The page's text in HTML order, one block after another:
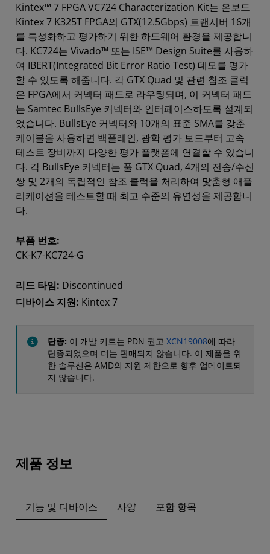
Kintex™ 7 FPGA VC724 Characterization Kit는 온보드
Kintex 7 K325T FPGA의 GTX(12.5Gbps) 트랜시버 16개
를 특성화하고 평가하기 위한 하드웨어 환경을 제공합니
다. KC724는 Vivado™ 또는 ISE™ Design Suite를 사용하
여 IBERT(Integrated Bit Error Ratio Test) 데모를 평가
할 수 있도록 해줍니다. 각 GTX Quad 및 관련 참조 클럭
은 FPGA에서 커넥터 패드로 라우팅되며, 이 커넥터 패드
는 Samtec BullsEye 커넥터와 인터페이스하도록 설계되
었습니다. BullsEye 커넥터와 10개의 표준 SMA를 갖춘
케이블을 사용하면 백플레인, 광학 평가 보드부터 고속
테스트 장비까지 다양한 평가 플랫폼에 연결할 수 있습니
다. 각 BullsEye 커넥터는 풀 GTX Quad, 4개의 전송/수신
쌍 및 2개의 독립적인 참조 클럭을 처리하여 맟춤형 애플
리케이션을 테스트할 때 최고 수준의 유연성을 제공합니
다.
부품 번호:
CK-K7-KC724-G
리드 타임: Discontinued
디바이스 지원: Kintex 7
단종: 이 개발 키트는 PDN 권고 XCN19008에 따라
단종되었으며 더는 판매되지 않습니다. 이 제품을 위
한 솔루션은 AMD의 지원 제한으로 향후 업데이트되
지 않습니다.
제품 정보
기능 및 디바이스 사양 포함 항목